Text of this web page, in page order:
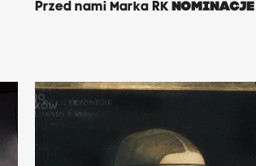
Przed nami Marka RKNOMINACJE